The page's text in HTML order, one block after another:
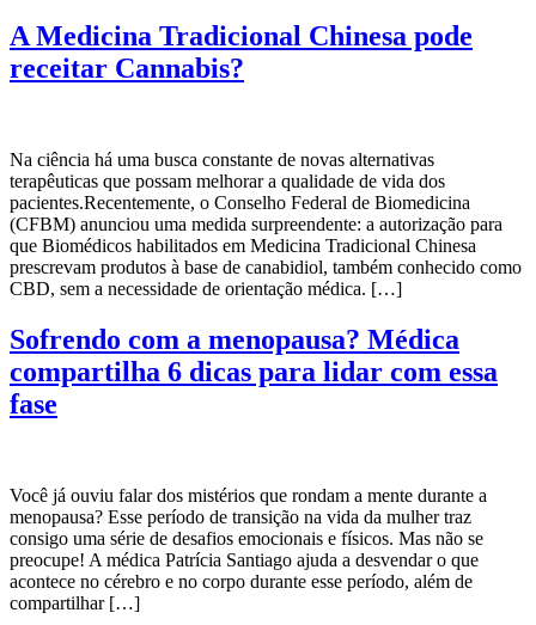
A Medicina Tradicional Chinesa pode
receitar Cannabis?
Na ciência há uma busca constante de novas alternativas
terapêuticas que possam melhorar a qualidade de vida dos
pacientes.Recentemente, o Conselho Federal de Biomedicina
(CFBM) anunciou uma medida surpreendente: a autorização para
que Biomédicos habilitados em Medicina Tradicional Chinesa
prescrevam produtos à base de canabidiol, também conhecido como
CBD, sem a necessidade de orientação médica. […]
Sofrendo com a menopausa? Médica
compartilha 6 dicas para lidar com essa
fase
Você já ouviu falar dos mistérios que rondam a mente durante a
menopausa? Esse período de transição na vida da mulher traz
consigo uma série de desafios emocionais e físicos. Mas não se
preocupe! A médica Patrícia Santiago ajuda a desvendar o que
acontece no cérebro e no corpo durante esse período, além de
compartilhar […]